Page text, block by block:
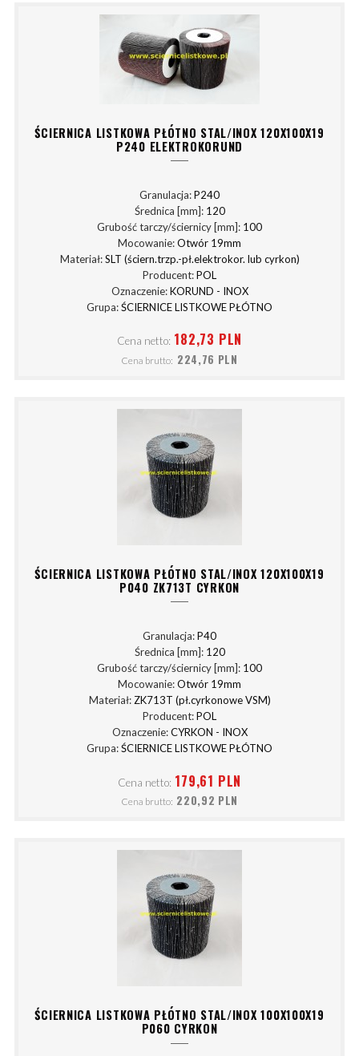
ŚCIERNICA LISTKOWA PŁÓTNO STAL/INOX 120X100X19
P240 ELEKTROKORUND
Granulacja:P240
Średnica [mm]: 120
Grubość tarczy/ściernicy [mm]: 100
Mocowanie:Otwór 19mm
Materiał:SLT (ściern.trzp.-pł.elektrokor. lub cyrkon)
Producent:POL
Oznaczenie:KORUND - INOX
Grupa:ŚCIERNICE LISTKOWE PŁÓTNO
Cena netto: 182,73 PLN
Cena brutto: 224,76 PLN
ŚCIERNICA LISTKOWA PŁÓTNO STAL/INOX 120X100X19
P040 ZK713T CYRKON
Granulacja:P40
Średnica [mm]: 120
Grubość tarczy/ściernicy [mm]: 100
Mocowanie:Otwór 19mm
Materiał: ZK713T (pł.cyrkonowe VSM)
Producent:POL
Oznaczenie:CYRKON - INOX
Grupa:ŚCIERNICE LISTKOWE PŁÓTNO
Cena netto: 179,61 PLN
Cena brutto: 220,92 PLN
ŚCIERNICA LISTKOWA PŁÓTNO STAL/INOX 100X100X19
P060 CYRKON